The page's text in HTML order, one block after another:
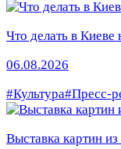
Что делать в Киеве
06.08.2026
#Культура#Пресс-
Выставка картин